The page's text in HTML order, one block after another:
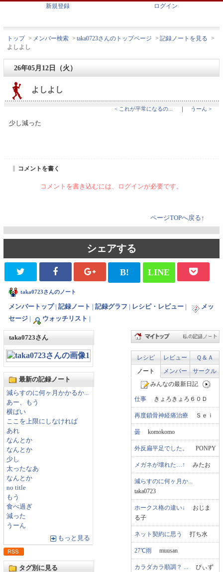
新規登録 ログイン
トップ > メンバー検索 > taka0723さんのトップページ > 記録ノートを見る >
よしよし
26年05月12日（火）
よしよし
< これが平常になるの... ｜ うーん >
少し減った
コメントを書く
コメントを書き込むには、ログインが必要です。
ページTOPへ戻る↑
シェアする
B! LINE
taka0723さんのノート
メンバートップ| 記録ノート 記録グラフ レシピ・レビュー
メッ
セージ
ウォッチリスト
taka0723さん
最新の記録ノート
減らすのに何ヶ月かかるか...
あー、もう
横ばい
ここを上限にしなければ
あれ
なんとか
なんとか
少し
太ったなあ
なんとか
no title
もう
食べ過ぎ
減った
うーん
もっと見る
タグ別に見る
レシピ レビュー
Ｑ＆Ａ
ノート
メンバー
サークル
みんなの最新日記
仕事 きょろきょろ６０Ｄ
再度鎖骨神経痛治療 Ｓｅｉ
曇 komokomo
外反扁平足でした。 PONPY
メガネが壊れた…↑ みたお
減らすのに何ヶ月か...
taka0723
ホークス格の違い↓ おじま
る子
ネット契約に思う 打ち水
27℃雨 muusan
カラダカラ順調？ ...
ぴぃず